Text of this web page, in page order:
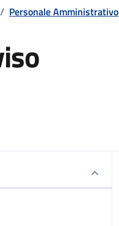
/ Personale Amministrativo